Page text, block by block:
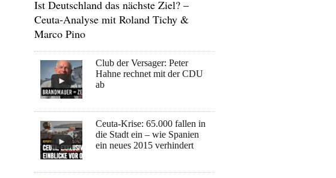
Ist Deutschland das nächste Ziel? –
Ceuta-Analyse mit Roland Tichy &
Marco Pino
Club der Versager: Peter
Hahne rechnet mit der CDU
ab
Ceuta-Krise: 65.000 fallen in
die Stadt ein – wie Spanien
ein neues 2015 verhindert